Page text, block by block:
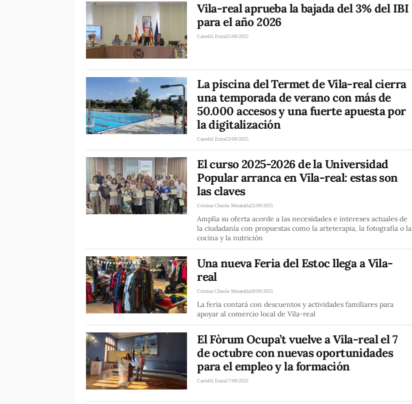
Vila-real aprueba la bajada del 3% del IBI
para el año 2026
Castelló Extra25/09/2025
La piscina del Termet de Vila-real cierra
una temporada de verano con más de
50.000 accesos y una fuerte apuesta por
la digitalización
Castelló Extra23/09/2025
El curso 2025-2026 de la Universidad
Popular arranca en Vila-real: estas son
las claves
Cristina Chacón Moratalla22/09/2025
Amplía su oferta acorde a las necesidades e intereses actuales de
la ciudadanía con propuestas como la arteterapia, la fotografía o la
cocina y la nutrición
Una nueva Feria del Estoc llega a Vila-
real
Cristina Chacón Moratalla18/09/2025
La feria contará con descuentos y actividades familiares para
apoyar al comercio local de Vila-real
El Fòrum Ocupa’t vuelve a Vila-real el 7
de octubre con nuevas oportunidades
para el empleo y la formación
Castelló Extra17/09/2025